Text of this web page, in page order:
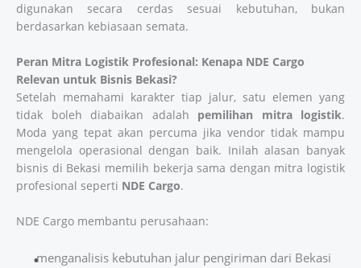
digunakan secara cerdas sesuai kebutuhan, bukan
berdasarkan kebiasaan semata.
Peran Mitra Logistik Profesional: Kenapa NDE Cargo
Relevan untuk Bisnis Bekasi?
Setelah memahami karakter tiap jalur, satu elemen yang
tidak boleh diabaikan adalah pemilihan mitra logistik.
Moda yang tepat akan percuma jika vendor tidak mampu
mengelola operasional dengan baik. Inilah alasan banyak
bisnis di Bekasi memilih bekerja sama dengan mitra logistik
profesional seperti NDE Cargo.
NDE Cargo membantu perusahaan:
menganalisis kebutuhan jalur pengiriman dari Bekasi